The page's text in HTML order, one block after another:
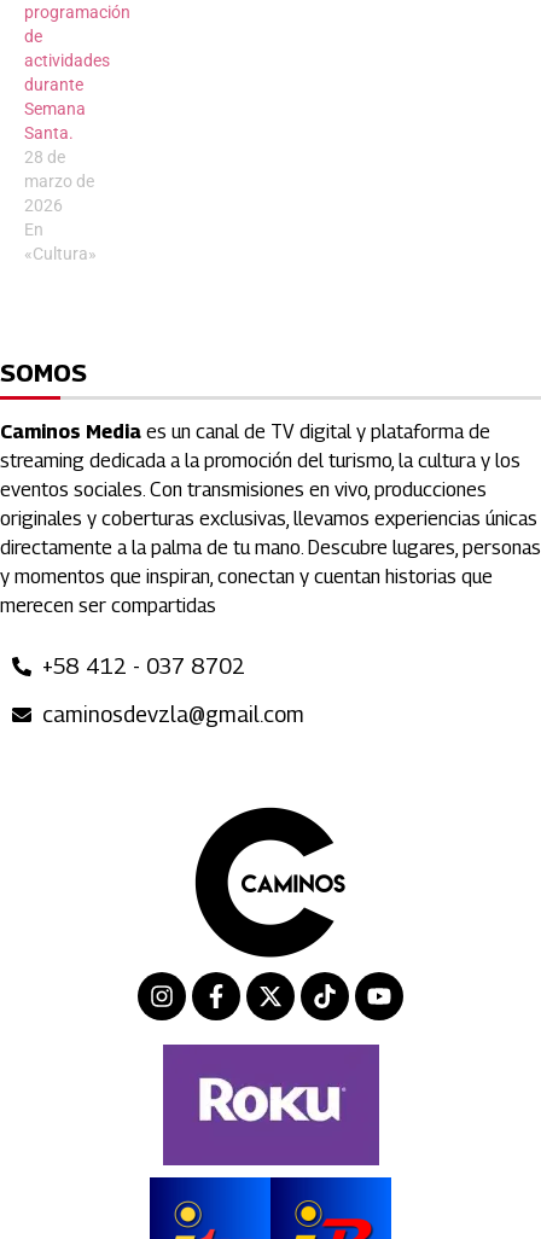
Elis Silva,
el…
programación
de
actividades
durante
Semana
Santa.
28 de
marzo de
2026
En
«Cultura»
SOMOS
Caminos Media es un canal de TV digital y plataforma de
streaming dedicada a la promoción del turismo, la cultura y los
eventos sociales. Con transmisiones en vivo, producciones
originales y coberturas exclusivas, llevamos experiencias únicas
directamente a la palma de tu mano. Descubre lugares, personas
y momentos que inspiran, conectan y cuentan historias que
merecen ser compartidas
+58 412 - 037 8702
caminosdevzla@gmail.com